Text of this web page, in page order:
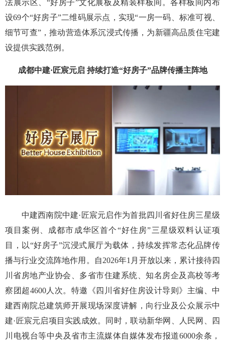
法展示区、“好房子”文化展板及精装样板间。各样板间内布
设69个“好房子”二维码展示点，实现“一房一码、标准可视、
细节可查”，推动营造体系沉浸式传播，为新疆高品质住宅建
设提供实践范例。
成都中建·匠宸元启 持续打造“好房子”品牌传播主阵地
中建西南院中建·匠宸元启作为首批四川省好住房三星级
项目案例、成都市成华区首个“好住房”三星级双料认证项
目，以“好房子”沉浸式展厅为载体，持续发挥常态化品牌传
播与行业交流阵地作用。自2026年1月开放以来，累计接待四
川省房地产业协会、多省市住建系统、知名房企及高校等考
察团超4600人次。特邀《四川省好住房设计导则》主编、中
建西南院总建筑师开展现场深度讲解，向行业及公众展示中
建·匠宸元启项目实践成效。同时，联动新华网、人民网、四
川电视台等中央及省市主流媒体自媒体发布报道6000余条，